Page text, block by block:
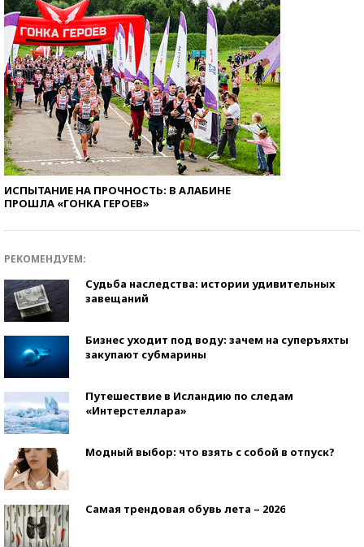
ИСПЫТАНИЕ НА ПРОЧНОСТЬ: В АЛАБИНЕ
ПРОШЛА «ГОНКА ГЕРОЕВ»
РЕКОМЕНДУЕМ:
Судьба наследства: истории удивительных
завещаний
Бизнес уходит под воду: зачем на суперъяхты
закупают субмарины
Путешествие в Исландию по следам
«Интерстеллара»
Модный выбор: что взять с собой в отпуск?
Самая трендовая обувь лета – 2026